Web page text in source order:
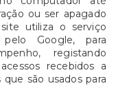
ou ser apagado
utiliza o serviço
pelo Google, para
registando
recebidos a
são usados para